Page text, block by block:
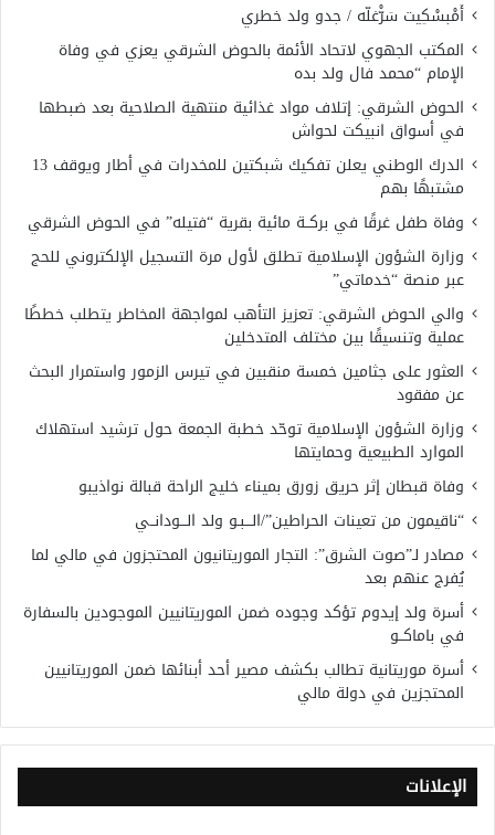
أَمْبسْكِيت سَرّْغلّه / جدو ولد خطري
المكتب الجهوي لاتحاد الأئمة بالحوض الشرقي يعزي في وفاة
الإمام “محمد فال ولد بده
الحوض الشرقي: إتلاف مواد غذائية منتهية الصلاحية بعد ضبطها
في أسواق انبيكت لحواش
الدرك الوطني يعلن تفكيك شبكتين للمخدرات في أطار ويوقف 13
مشتبهًا بهم
وفاة طفل غرقًا في بركــة مائية بقرية “فتيله” في الحوض الشرقي
وزارة الشؤون الإسلامية تطلق لأول مرة التسجيل الإلكتروني للحج
عبر منصة “خدماتي”
والي الحوض الشرقي: تعزيز التأهب لمواجهة المخاطر يتطلب خططًا
عملية وتنسيقًا بين مختلف المتدخلين
العثور على جثامين خمسة منقبين في تيرس الزمور واستمرار البحث
عن مفقود
وزارة الشؤون الإسلامية توحّد خطبة الجمعة حول ترشيد استهلاك
الموارد الطبيعية وحمايتها
وفاة قبطان إثر حريق زورق بميناء خليج الراحة قبالة نواذيبو
“ناقيمون من تعينات الحراطين”/الـــبـو ولد الـــودانــي
مصادر لـ”صوت الشرق”: التجار الموريتانيون المحتجزون في مالي لما
يُفرج عنهم بعد
أسرة ولد إيدوم تؤكد وجوده ضمن الموريتانيين الموجودين بالسفارة
في باماكــو
أسرة موريتانية تطالب بكشف مصير أحد أبنائها ضمن الموريتانيين
المحتجزين في دولة مالي
الإعلانات